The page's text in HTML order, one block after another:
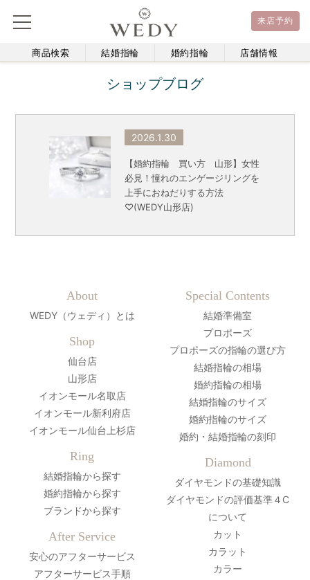
来店予約
商品検索 結婚指輪 婚約指輪 店舗情報
ショップブログ
2026.1.30
【婚約指輪 買い方 山形】女性
必見！憧れのエンゲージリングを
上手におねだりする方法
♡(WEDY山形店)
About
WEDY（ウェディ）とは
Shop
仙台店
山形店
イオンモール名取店
イオンモール新利府店
イオンモール仙台上杉店
Ring
結婚指輪から探す
婚約指輪から探す
ブランドから探す
After Service
安心のアフターサービス
アフターサービス手順
Special Contents
結婚準備室
プロポーズ
プロポーズの指輪の選び方
結婚指輪の相場
婚約指輪の相場
結婚指輪のサイズ
婚約指輪のサイズ
婚約・結婚指輪の刻印
Diamond
ダイヤモンドの基礎知識
ダイヤモンドの評価基準４C
について
カット
カラット
カラー